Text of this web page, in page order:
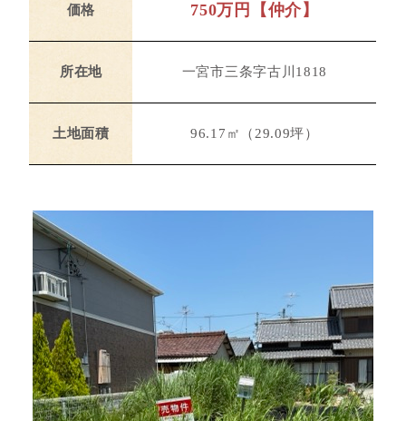
価格 750万円【仲介】
所在地 一宮市三条字古川1818
土地面積 96.17㎡（29.09坪）